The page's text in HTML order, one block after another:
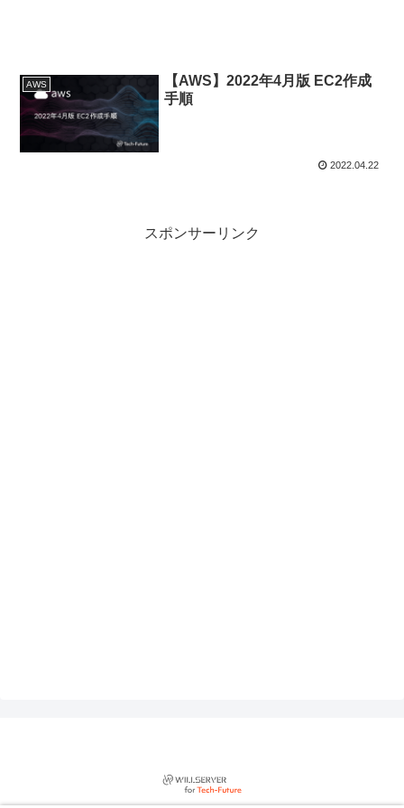
AWS
【AWS】2022年4月版 EC2作成
手順
2022.04.22
スポンサーリンク